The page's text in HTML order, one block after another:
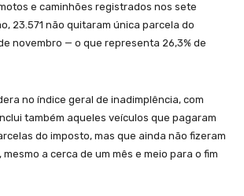
e caminhões registrados nos sete
23.571 não quitaram única parcela do
novembro — o que representa 26,3% de
no índice geral de inadimplência, com
também aqueles veículos que pagaram
do imposto, mas que ainda não fizeram
mesmo a cerca de um mês e meio para o fim